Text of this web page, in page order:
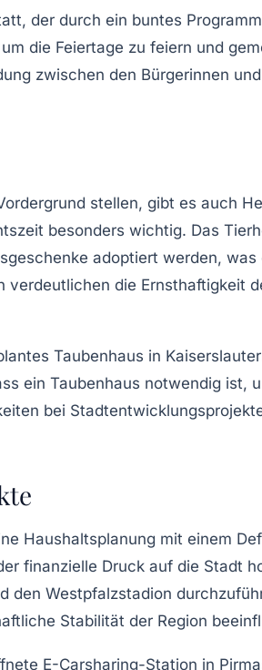
der durch ein buntes
die Feiertage zu feiern und
zwischen den Bürgerinnen
stellen, gibt es auch
besonders wichtig. Das
adoptiert werden,
die Ernsthaftigkeit
Taubenhaus in
ein Taubenhaus notwendig ist,
bei
Haushaltsplanung mit einem
finanzielle Druck auf die Stadt
den Westpfalzstadion
Stabilität der Region
E-Carsharing-Station in